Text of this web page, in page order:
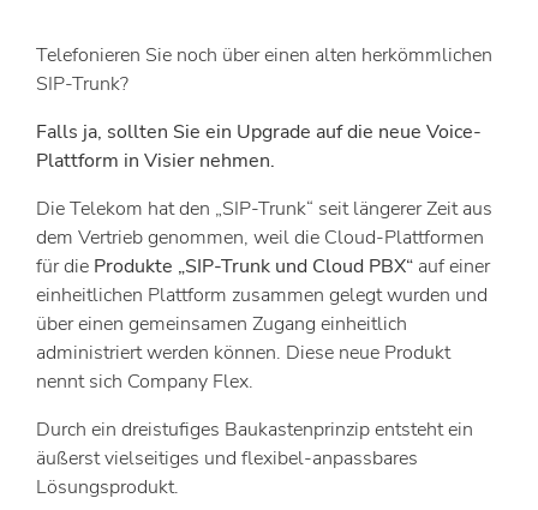
Telefonieren Sie noch über einen alten herkömmlichen
SIP-Trunk?
Falls ja, sollten Sie ein Upgrade auf die neue Voice-
Plattform in Visier nehmen.
Die Telekom hat den „SIP-Trunk“ seit längerer Zeit aus
dem Vertrieb genommen, weil die Cloud-Plattformen
für die Produkte „SIP-Trunk und Cloud PBX“ auf einer
einheitlichen Plattform zusammen gelegt wurden und
über einen gemeinsamen Zugang einheitlich
administriert werden können. Diese neue Produkt
nennt sich Company Flex.
Durch ein dreistufiges Baukastenprinzip entsteht ein
äußerst vielseitiges und flexibel-anpassbares
Lösungsprodukt.